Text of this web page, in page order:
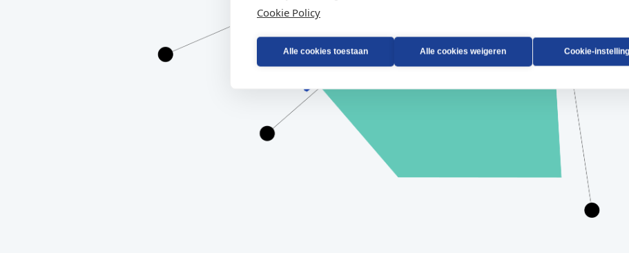
Cookie Policy
Alle cookies toestaan Alle cookies weigeren Cookie-